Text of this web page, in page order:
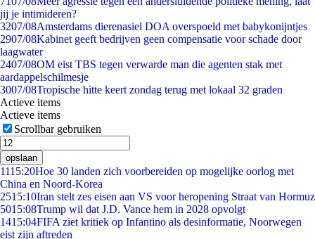
jij je intimideren?
3207/08Amsterdams dierenasiel DOA overspoeld met babykonijntjes
2907/08Kabinet geeft bedrijven geen compensatie voor schade door
laagwater
2407/08OM eist TBS tegen verwarde man die agenten stak met
aardappelschilmesje
3007/08Tropische hitte keert zondag terug met lokaal 32 graden
Actieve items
Actieve items
Scrollbar gebruiken
opslaan
1115:20Hoe 30 landen zich voorbereiden op mogelijke oorlog met
China en Noord-Korea
2515:10Iran stelt zes eisen aan VS voor heropening Straat van Hormuz
5015:08Trump wil dat J.D. Vance hem in 2028 opvolgt
1415:04FIFA ziet kritiek op Infantino als desinformatie, Noorwegen
eist zijn aftreden